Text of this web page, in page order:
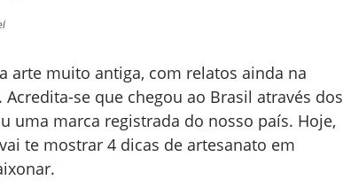
arte muito antiga, com relatos ainda na
Acredita-se que chegou ao Brasil através dos
uma marca registrada do nosso país. Hoje,
te mostrar 4 dicas de artesanato em